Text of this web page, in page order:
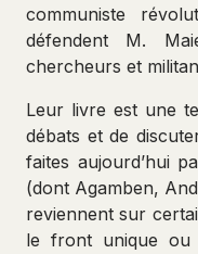
communiste
défendent M.
chercheurs et
Leur livre est une
débats et de
faites aujourd’hui
(dont Agamben,
reviennent sur
le front unique ou